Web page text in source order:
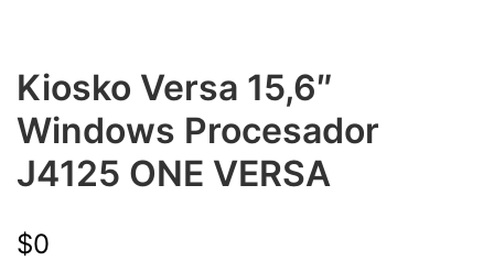
Kiosko Versa 15,6″
Windows Procesador
J4125 ONE VERSA
$0